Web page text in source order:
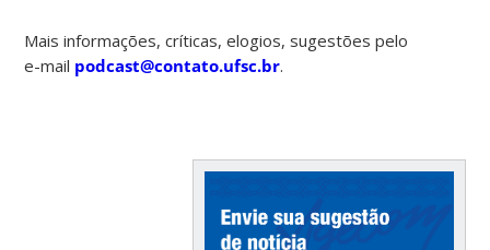
Mais informações, críticas, elogios, sugestões pelo
e-mail podcast@contato.ufsc.br.